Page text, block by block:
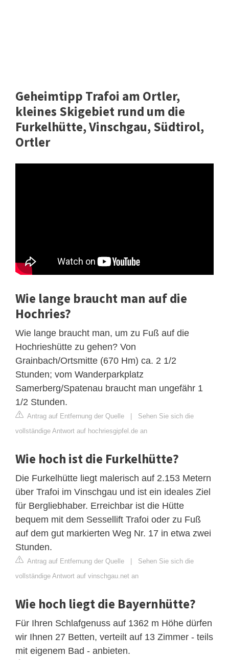
Geheimtipp Trafoi am Ortler,
kleines Skigebiet rund um die
Furkelhütte, Vinschgau, Südtirol,
Ortler
Wie lange braucht man auf die
Hochries?
Wie lange braucht man, um zu Fuß auf die
Hochrieshütte zu gehen? Von
Grainbach/Ortsmitte (670 Hm) ca. 2 1/2
Stunden; vom Wanderparkplatz
Samerberg/Spatenau braucht man ungefähr 1
1/2 Stunden.
Antrag auf Entfernung der Quelle | Sehen Sie sich die
vollständige Antwort auf hochriesgipfel.de an
Wie hoch ist die Furkelhütte?
Die Furkelhütte liegt malerisch auf 2.153 Metern
über Trafoi im Vinschgau und ist ein ideales Ziel
für Bergliebhaber. Erreichbar ist die Hütte
bequem mit dem Sessellift Trafoi oder zu Fuß
auf dem gut markierten Weg Nr. 17 in etwa zwei
Stunden.
Antrag auf Entfernung der Quelle | Sehen Sie sich die
vollständige Antwort auf vinschgau.net an
Wie hoch liegt die Bayernhütte?
Für Ihren Schlafgenuss auf 1362 m Höhe dürfen
wir Ihnen 27 Betten, verteilt auf 13 Zimmer - teils
mit eigenem Bad - anbieten.